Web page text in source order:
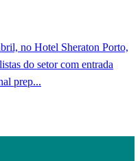
no Hotel Sheraton Porto,
do setor com entrada
prep...